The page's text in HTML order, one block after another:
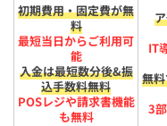
初期費用・固定費が無
料
最短​当日から​ご利用可
能
入金は​最短​数分後&振
込手数料無料
POSレジや請求書機能
も無料
IT
無
3